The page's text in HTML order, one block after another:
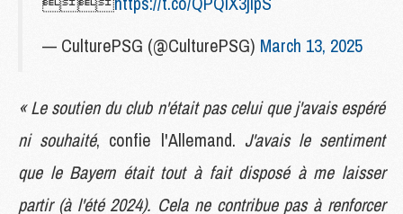
— CulturePSG (@CulturePSG) March 13, 2025
« Le soutien du club n'était pas celui que j'avais espéré
ni souhaité, confie l'Allemand. J'avais le sentiment
que le Bayern était tout à fait disposé à me laisser
partir (à l'été 2024). Cela ne contribue pas à renforcer